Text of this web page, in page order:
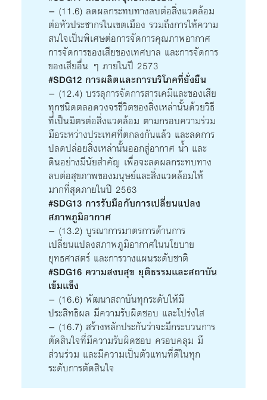
– (11.6) ลดผลกระทบทางลบต่อสิ่งแวดล้อม
ต่อหัวประชากรในเขตเมือง รวมถึงการให้ความ
สนใจเป็นพิเศษต่อการจัดการคุณภาพอากาศ
การจัดการของเสียของเทศบาล และการจัดการ
ของเสียอื่น ๆ ภายในปี 2573
#SDG12 การผลิตและการบริโภคที่ยั่งยืน
– (12.4) บรรลุการจัดการสารเคมีและของเสีย
ทุกชนิดตลอดวงจรชีวิตของสิ่งเหล่านั้นด้วยวิธี
ที่เป็นมิตรต่อสิ่งแวดล้อม ตามกรอบความร่วม
มือระหว่างประเทศที่ตกลงกันแล้ว และลดการ
ปลดปล่อยสิ่งเหล่านั้นออกสู่อากาศ น้ำ และ
ดินอย่างมีนัยสำคัญ เพื่อจะลดผลกระทบทาง
ลบต่อสุขภาพของมนุษย์และสิ่งแวดล้อมให้
มากที่สุดภายในปี 2563
#SDG13 การรับมือกับการเปลี่ยนแปลง
สภาพภูมิอากาศ
– (13.2) บูรณาการมาตรการด้านการ
เปลี่ยนแปลงสภาพภูมิอากาศในนโยบาย
ยุทธศาสตร์ และการวางแผนระดับชาติ
#SDG16 ความสงบสุข ยุติธรรมเเละสถาบัน
เข้มเเข็ง
– (16.6) พัฒนาสถาบันทุกระดับให้มี
ประสิทธิผล มีความรับผิดชอบ และโปร่งใส
– (16.7) สร้างหลักประกันว่าจะมีกระบวนการ
ตัดสินใจที่มีความรับผิดชอบ ครอบคลุม มี
ส่วนร่วม และมีความเป็นตัวแทนที่ดีในทุก
ระดับการตัดสินใจ